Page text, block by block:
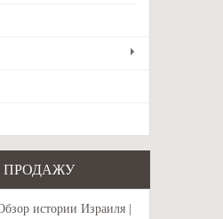
ПРОДАЖУ
истории Израиля |